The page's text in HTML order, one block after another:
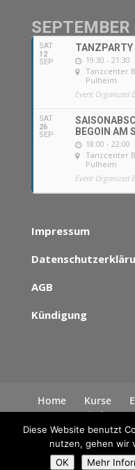
SEPTEMBER
SAT
12
SEP
TANZPARTY
19:30 - 21:30
Tanzcenter
Pulheim
Event Organized
SAT
26
SEP
BEGOIN AM
18:00 - 22:00
Tanzcenter
Pulheim
Event Organized
Impressum
AGB
Kündigung
Home Kurse
Kinder
Alle Rechte
Diese Website benutzt
nutzen, gehen wir
OK
Mehr